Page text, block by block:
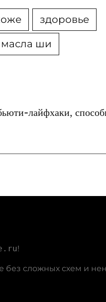
здоровье
масла ши
лайфхаки,
!
без сложных схем и